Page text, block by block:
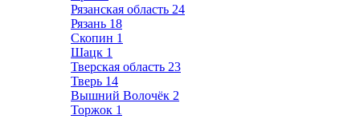
Рязанская область 24
Рязань 18
Скопин 1
Шацк 1
Тверская область 23
Тверь 14
Вышний Волочёк 2
Торжок 1